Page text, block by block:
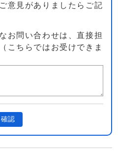
意見がありましたらご記
お問い合わせは、直接担
こちらではお受けできま
確認